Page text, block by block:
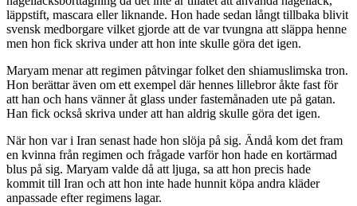
läppstift, mascara eller liknande. Hon hade sedan långt tillbaka blivit
svensk medborgare vilket gjorde att de var tvungna att släppa henne
men hon fick skriva under att hon inte skulle göra det igen.
Maryam menar att regimen påtvingar folket den shiamuslimska tron.
Hon berättar även om ett exempel där hennes lillebror åkte fast för
att han och hans vänner åt glass under fastemånaden ute på gatan.
Han fick också skriva under att han aldrig skulle göra det igen.
När hon var i Iran senast hade hon slöja på sig. Ändå kom det fram
en kvinna från regimen och frågade varför hon hade en kortärmad
blus på sig. Maryam valde då att ljuga, sa att hon precis hade
kommit till Iran och att hon inte hade hunnit köpa andra kläder
anpassade efter regimens lagar.